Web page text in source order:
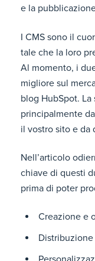
e la
I CMS sono il
tale che la loro
Al momento, i
migliore sul
blog HubSpot. La
principalmente
il vostro sito e da
Nell’articolo
chiave di questi
prima di poter
Creazione e